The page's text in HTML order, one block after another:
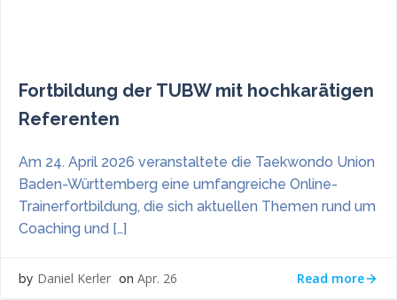
Fortbildung der TUBW mit hochkarätigen
Referenten
Am 24. April 2026 veranstaltete die Taekwondo Union
Baden-Württemberg eine umfangreiche Online-
Trainerfortbildung, die sich aktuellen Themen rund um
Coaching und […]
by Daniel Kerler on Apr. 26 Read more